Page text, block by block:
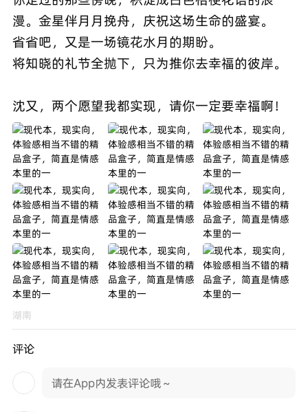
漫。金星伴月月挽舟，庆祝这场生命的盛宴。
省省吧，又是一场镜花水月的期盼。
将知晓的礼节全抛下，只为推你去幸福的彼岸。
沈又，两个愿望我都实现，请你一定要幸福啊！
湖南
评论
请在App内发表评论哦～